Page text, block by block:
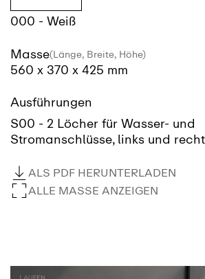
000 - Weiß
Masse(Länge, Breite, Höhe)
560 x 370 x 425 mm
Ausführungen
S00 - 2 Löcher für Wasser- und
Stromanschlüsse, links und
ALS PDF HERUNTERLADEN
ALLE MASSE ANZEIGEN